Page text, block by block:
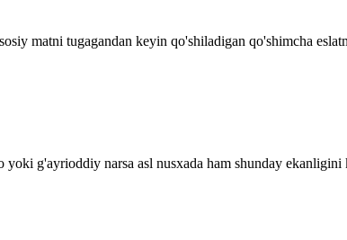
matni tugagandan keyin qo'shiladigan qo'shimcha
g'ayrioddiy narsa asl nusxada ham shunday ekanligini